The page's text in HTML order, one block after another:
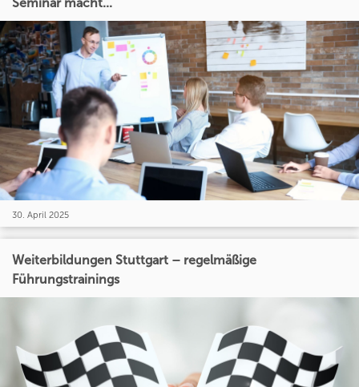
Seminar macht...
30. April 2025
Weiterbildungen Stuttgart – regelmäßige
Führungstrainings